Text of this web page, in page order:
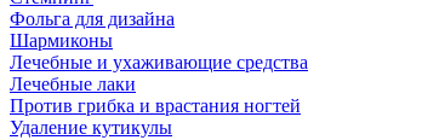
Фольга для дизайна
Шармиконы
Лечебные и ухаживающие средства
Лечебные лаки
Против грибка и врастания ногтей
Удаление кутикулы